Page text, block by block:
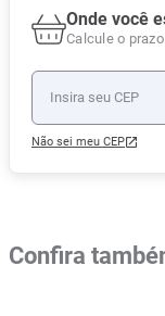
Onde você
Calcule o
Não sei meu CEP
Confira